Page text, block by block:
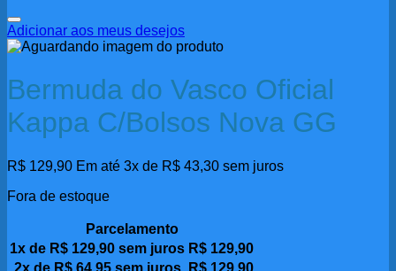
Adicionar aos meus desejos
Bermuda do Vasco Oficial
Kappa C/Bolsos Nova GG
R$ 129,90 Em até 3x de R$ 43,30 sem juros
Fora de estoque
Parcelamento
1x de R$ 129,90 sem juros R$ 129,90
2x de R$64,95sem juros R$ 129,90